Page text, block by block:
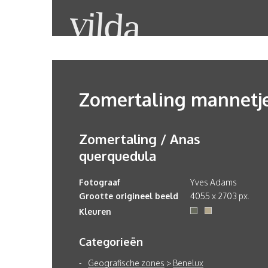
Zomertaling
Zomertaling / Anas
querquedula
Fotograaf
Yves Adams
Grootte origineel beeld
4055 x 2703 px.
Kleuren
Categorieën
Geografische zones > Benelux